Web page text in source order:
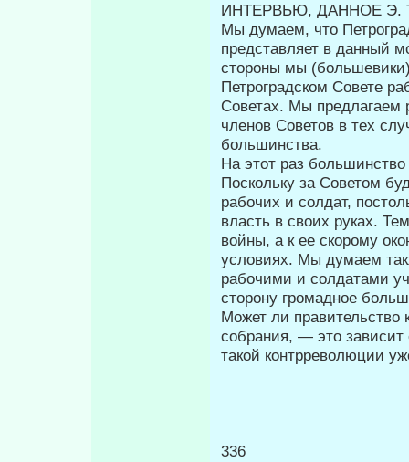
ИНТЕРВЬЮ, ДАННОЕ Э.
Мы думаем, что
представляет в данный
стороны мы
Петроградском Совете
Советах. Мы предлагаем
членов Советов в тех
большинства.
На этот раз
Поскольку за Советом
рабочих и солдат,
власть в своих ру­ках.
войны, а к ее скорому
условиях. Мы думаем
рабочими и солдатами
сторону громадное
Может ли правительство
собра­ния, — это
такой контррево­люции
336